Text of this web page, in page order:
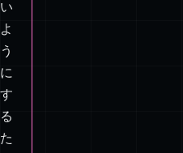
感
を
持
た
な
い
よ